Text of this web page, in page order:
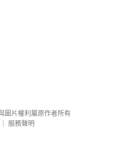
圖片權利屬原作者所有
服務聲明